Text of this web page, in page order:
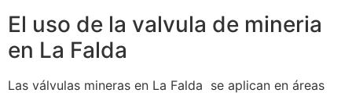
El uso de la valvula de mineria
en La Falda
Las válvulas mineras en La Falda se aplican en áreas